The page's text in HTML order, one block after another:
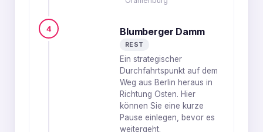
4 Blumberger Damm
REST
Ein strategischer
Durchfahrtspunkt auf dem
Weg aus Berlin heraus in
Richtung Osten. Hier
können Sie eine kurze
Pause einlegen, bevor es
weitergeht.